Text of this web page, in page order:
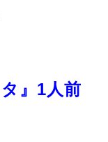
』 1人前